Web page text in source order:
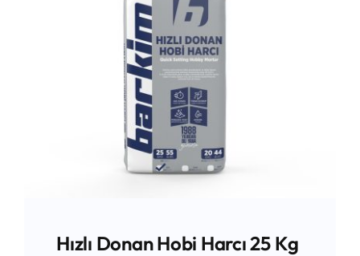
Hızlı Donan Hobi Harcı 25 Kg